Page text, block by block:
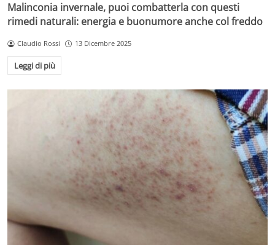
Malinconia invernale, puoi combatterla con questi
rimedi naturali: energia e buonumore anche col freddo
Claudio Rossi 13 Dicembre 2025
Leggi di più